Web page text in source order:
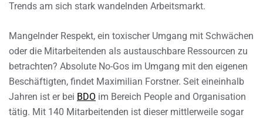
Trends am sich stark wandelnden Arbeitsmarkt.
Mangelnder Respekt, ein toxischer Umgang mit Schwächen
oder die Mitarbeitenden als austauschbare Ressourcen zu
betrachten? Absolute No-Gos im Umgang mit den eigenen
Beschäftigten, findet Maximilian Forstner. Seit eineinhalb
Jahren ist er bei BDO im Bereich People and Organisation
tätig. Mit 140 Mitarbeitenden ist dieser mittlerweile sogar